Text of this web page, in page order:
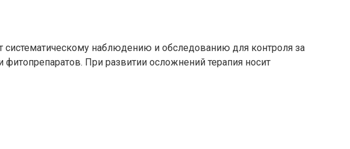
наблюдению и обследованию для контроля за
При развитии осложнений терапия носит